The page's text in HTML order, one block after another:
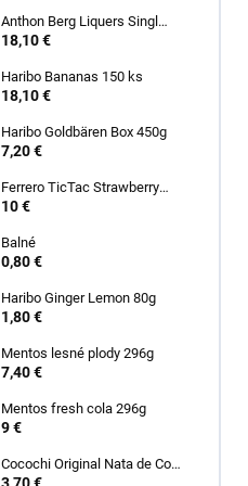
Anthon Berg Liquers Singl
Malt 230G
18,10 €
Haribo Bananas 150 ks
18,10 €
Haribo Goldbären Box 450g
7,20 €
Ferrero TicTac Strawberry
228g
10 €
Balné
0,80 €
Haribo Ginger Lemon 80g
1,80 €
Mentos lesné plody 296g
7,40 €
Mentos fresh cola 296g
9 €
Cocochi Original Nata de Coco
450ml